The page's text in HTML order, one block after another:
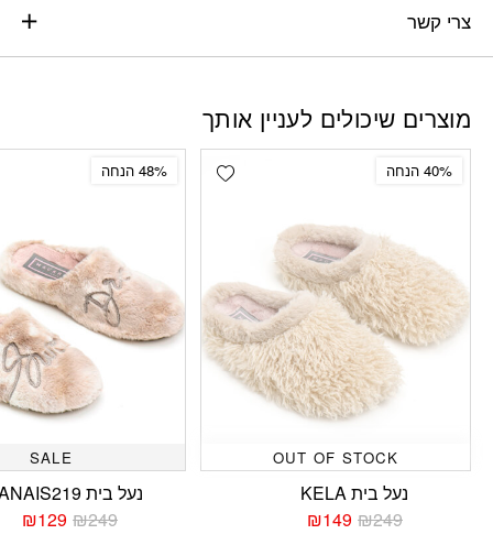
צרי קשר
מוצרים שיכולים לעניין אותך
Add wishlist 40% הנחה
OUT OF STOCK
נעל בית KELA
₪249
המחיר
₪149המחיר
48% הנחה
SALE
נעל בית ANAIS219
₪249
₪129